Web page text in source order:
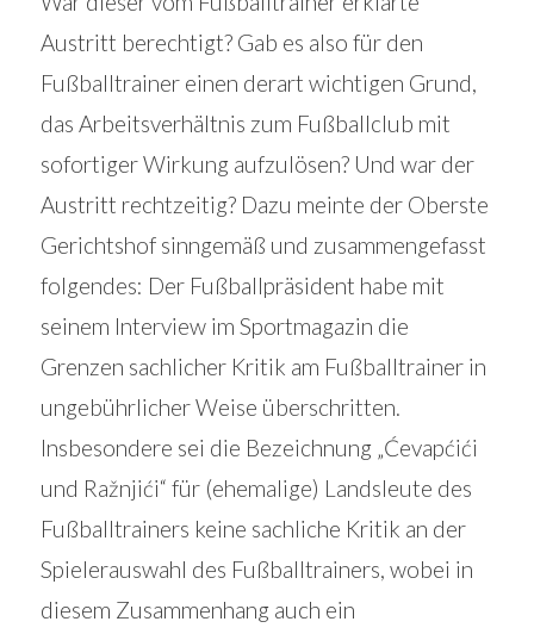
Austritt berechtigt? Gab es also für den
Fußballtrainer einen derart wichtigen Grund,
das Arbeitsverhältnis zum Fußballclub mit
sofortiger Wirkung aufzulösen? Und war der
Austritt rechtzeitig? Dazu meinte der Oberste
Gerichtshof sinngemäß und zusammengefasst
folgendes: Der Fußballpräsident habe mit
seinem Interview im Sportmagazin die
Grenzen sachlicher Kritik am Fußballtrainer in
ungebührlicher Weise überschritten.
Insbesondere sei die Bezeichnung „Ćevapćići
und Ražnjići“ für (ehemalige) Landsleute des
Fußballtrainers keine sachliche Kritik an der
Spielerauswahl des Fußballtrainers, wobei in
diesem Zusammenhang auch ein